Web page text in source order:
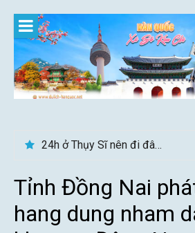
content
24h ở Thụy Sĩ nên đi đâu, chơi gì?
Du lịch Sri Lanka – Bật mí nên đi mùa nào đẹp
Tỉnh Đồng Nai
hang dung nham